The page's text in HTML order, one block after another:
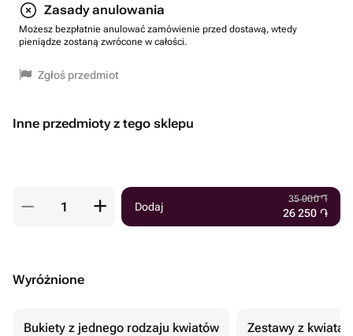
Zasady anulowania
Możesz bezpłatnie anulować zamówienie przed dostawą, wtedy
pieniądze zostaną zwrócone w całości.
Zgłoś przedmiot
Inne przedmioty z tego sklepu
Dodaj
35 000֏
26 250 ֏
Wyróżnione
Bukiety z jednego rodzaju kwiatów Zestawy z